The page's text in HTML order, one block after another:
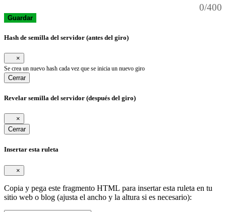
0/400
Guardar
Hash de semilla del servidor (antes del giro)
×
Se crea un nuevo hash cada vez que se inicia un nuevo giro
Cerrar
Revelar semilla del servidor (después del giro)
×
Cerrar
Insertar esta ruleta
×
Copia y pega este fragmento HTML para insertar esta ruleta en tu
sitio web o blog (ajusta el ancho y la altura si es necesario):